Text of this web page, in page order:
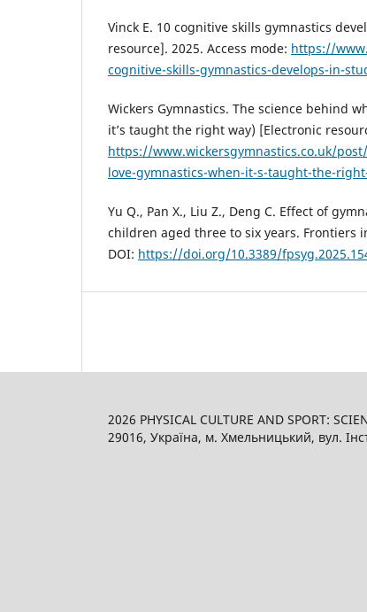
Vinck E. 10 cognitive skills gymnastics
resource]. 2025. Access mode: https://
cognitive-skills-gymnastics-develops-in-
Wickers Gymnastics. The science behind
it’s taught the right way) [Electronic
https://www.wickersgymnastics.co.uk/
love-gymnastics-when-it-s-taught-the-
Yu Q., Pan X., Liu Z., Deng C. Effect of
children aged three to six years. Frontiers
DOI: https://doi.org/10.3389/
2026 PHYSICAL CULTURE AND SPORT:
29016, Україна, м. Хмельницький, вул.